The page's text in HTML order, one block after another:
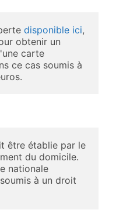
disponible ici,
obtenir un
carte
ce cas soumis à
être établie par le
du domicile.
nationale
à un droit